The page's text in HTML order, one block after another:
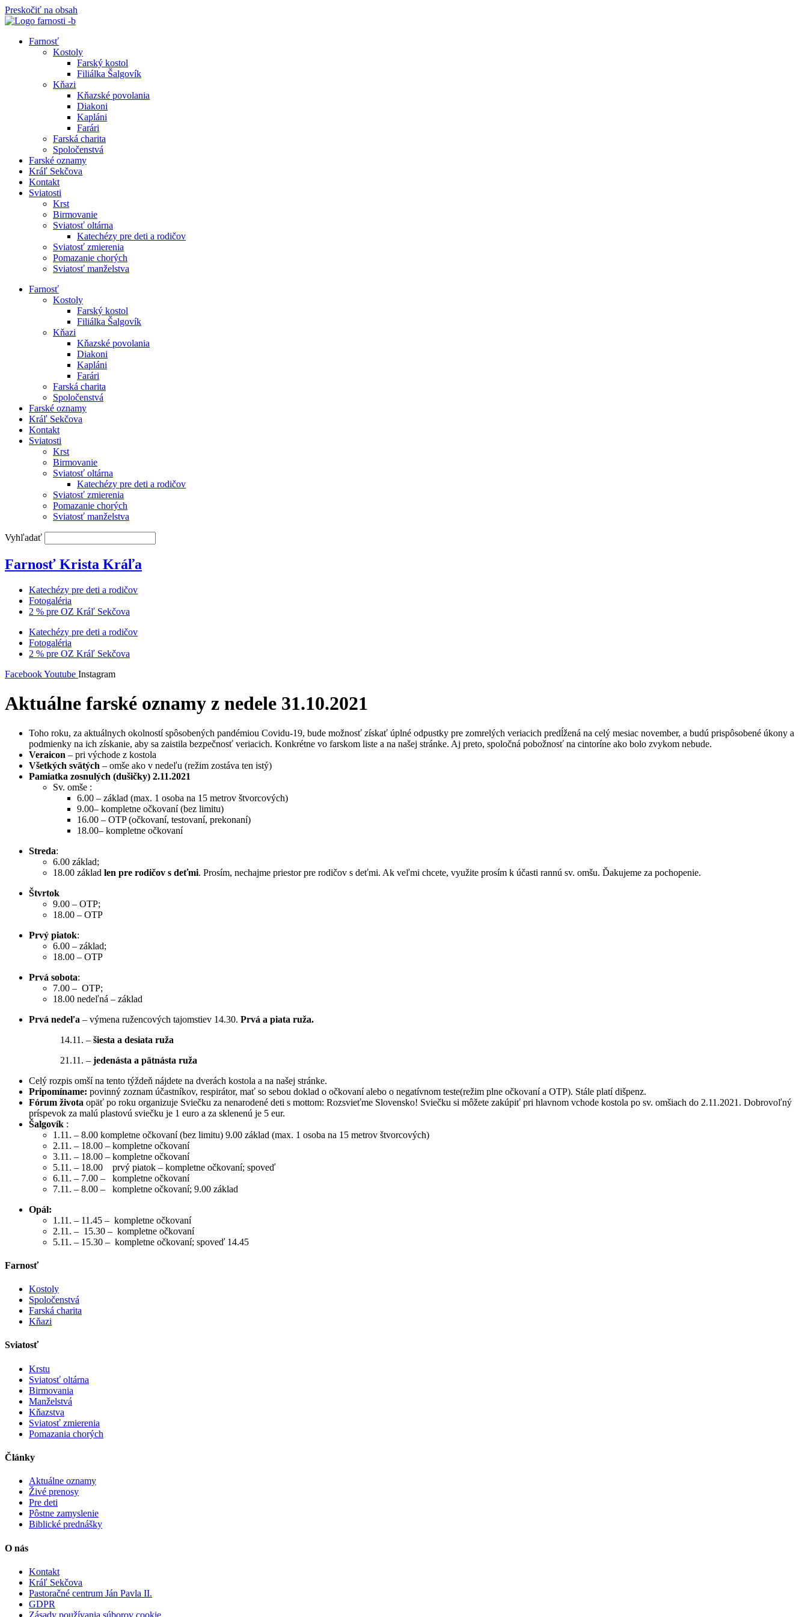
Preskočiť na obsah
Farnosť
Kostoly
Farský kostol
Filiálka Šalgovík
Kňazi
Kňazské povolania
Diakoni
Kapláni
Farári
Farská charita
Spoločenstvá
Farské oznamy
Kráľ Sekčova
Kontakt
Sviatosti
Krst
Birmovanie
Sviatosť oltárna
Katechézy pre deti a rodičov
Sviatosť zmierenia
Pomazanie chorých
Sviatosť manželstva
Farnosť
Kostoly
Farský kostol
Filiálka Šalgovík
Kňazi
Kňazské povolania
Diakoni
Kapláni
Farári
Farská charita
Spoločenstvá
Farské oznamy
Kráľ Sekčova
Kontakt
Sviatosti
Krst
Birmovanie
Sviatosť oltárna
Katechézy pre deti a rodičov
Sviatosť zmierenia
Pomazanie chorých
Sviatosť manželstva
Vyhľadať
Farnosť Krista Kráľa
Katechézy pre deti a rodičov
Fotogaléria
2 % pre OZ Kráľ Sekčova
Katechézy pre deti a rodičov
Fotogaléria
2 % pre OZ Kráľ Sekčova
FacebookYoutube Instagram
Aktuálne farské oznamy z nedele 31.10.2021
Toho roku, za aktuálnych okolností spôsobených pandémiou Covidu-19, bude možnosť získať úplné odpustky pre zomrelých veriacich predĺžená na celý mesiac november, a budú prispôsobené úkony a
podmienky na ich získanie, aby sa zaistila bezpečnosť veriacich. Konkrétne vo farskom liste a na našej stránke. Aj preto, spoločná pobožnosť na cintoríne ako bolo zvykom nebude.
Veraicon – pri východe z kostola
Všetkých svätých – omše ako v nedeľu (režim zostáva ten istý)
Pamiatka zosnulých (dušičky) 2.11.2021
Sv. omše :
6.00 – základ (max. 1 osoba na 15 metrov štvorcových)
9.00– kompletne očkovaní (bez limitu)
16.00 – OTP (očkovaní, testovaní, prekonaní)
18.00– kompletne očkovaní
Streda:
6.00 základ;
18.00 základ len pre rodičov s deťmi. Prosím, nechajme priestor pre rodičov s deťmi. Ak veľmi chcete, využite prosím k účasti rannú sv. omšu. Ďakujeme za pochopenie.
Štvrtok
9.00 – OTP;
18.00 – OTP
Prvý piatok:
6.00 – základ;
18.00 – OTP
Prvá sobota:
7.00 – OTP;
18.00 nedeľná – základ
Prvá nedeľa – výmena ružencových tajomstiev 14.30. Prvá a piata ruža.
14.11. – šiesta a desiata ruža
21.11. – jedenásta a pätnásta ruža
Celý rozpis omší na tento týždeň nájdete na dverách kostola a na našej stránke.
Pripomíname: povinný zoznam účastníkov, respirátor, mať so sebou doklad o očkovaní alebo o negatívnom teste(režim plne očkovaní a OTP). Stále platí dišpenz.
Fórum života opäť po roku organizuje Sviečku za nenarodené deti s mottom: Rozsvieťme Slovensko! Sviečku si môžete zakúpiť pri hlavnom vchode kostola po sv. omšiach do 2.11.2021. Dobrovoľný
príspevok za malú plastovú sviečku je 1 euro a za sklenenú je 5 eur.
Šalgovík :
1.11. – 8.00 kompletne očkovaní (bez limitu) 9.00 základ (max. 1 osoba na 15 metrov štvorcových)
2.11. – 18.00 – kompletne očkovaní
3.11. – 18.00 – kompletne očkovaní
5.11. – 18.00 prvý piatok – kompletne očkovaní; spoveď
6.11. – 7.00 – kompletne očkovaní
7.11. – 8.00 – kompletne očkovaní; 9.00 základ
Opál:
1.11. – 11.45 – kompletne očkovaní
2.11. – 15.30 – kompletne očkovaní
5.11. – 15.30 – kompletne očkovaní; spoveď 14.45
Farnosť
Kostoly
Spoločenstvá
Farská charita
Kňazi
Sviatosť
Krstu
Sviatosť oltárna
Birmovania
Manželstvá
Kňazstva
Sviatosť zmierenia
Pomazania chorých
Články
Aktuálne oznamy
Živé prenosy
Pre deti
Pôstne zamyslenie
Biblické prednášky
O nás
Kontakt
Kráľ Sekčova
Pastoračné centrum Ján Pavla II.
GDPR
Zásady používania súborov cookie